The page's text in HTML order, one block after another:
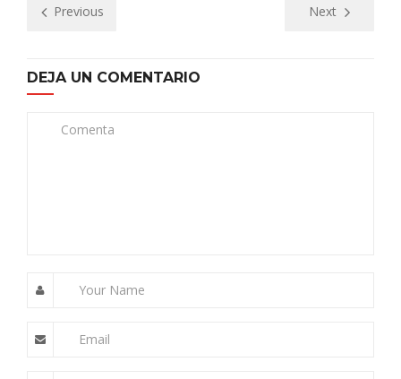
Previous Next
DEJA UN COMENTARIO
Comenta
Your Name
Email